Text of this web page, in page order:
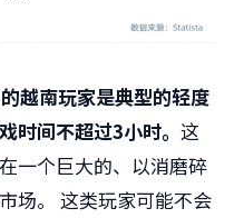
越南玩家是典型的轻度
时间不超过3小时。 这
一个巨大的、以消磨碎
场。 这类玩家可能不会